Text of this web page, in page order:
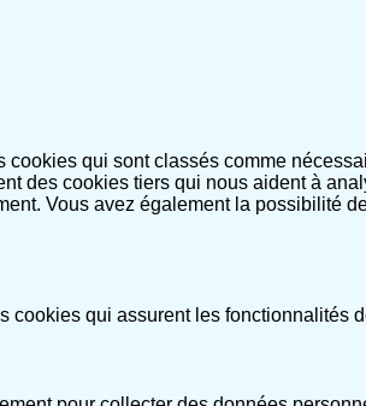
qui sont classés comme
des cookies tiers qui nous aident à
Vous avez également la possibilité
cookies qui assurent les fonctionnalités